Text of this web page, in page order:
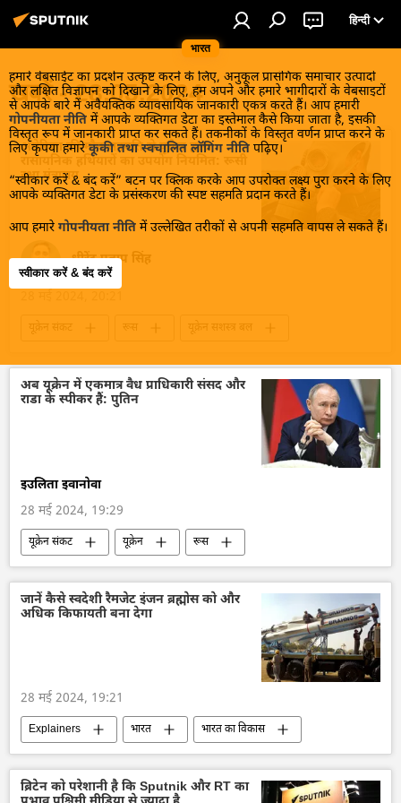
भारत
हिन्दी
हमारे वेबसाईट का प्रदर्शन उत्कृष्ट करने के लिए, अनुकूल प्रासंगिक समाचार उत्पादों
और लक्षित विज्ञापन को दिखाने के लिए, हम अपने और हमारे भागीदारों के वेबसाइटों
से आपके बारे में अवैयक्तिक व्यावसायिक जानकारी एकत्र करते हैं। आप हमारी
गोपनीयता नीति में आपके व्यक्तिगत डेटा का इस्तेमाल कैसे किया जाता है, इसकी
विस्तृत रूप में जानकारी प्राप्त कर सकते हैं। तकनीकों के विस्तृत वर्णन प्राप्त करने के
लिए कृपया हमारे कूकी तथा स्वचालित लॉगिंग नीति पढ़िए।
“स्वीकार करें & बंद करें” बटन पर क्लिक करके आप उपरोक्त लक्ष्य पुरा करने के लिए
आपके व्यक्तिगत डेटा के प्रसंस्करण की स्पष्ट सहमति प्रदान करते हैं।
आप हमारे गोपनीयता नीति में उल्लेखित तरीकों से अपनी सहमति वापस ले सकते हैं।
स्वीकार करें & बंद करें
खबरें - 28.05.2024
अमेरिका की मौन सहमति से यूक्रेन द्वारा
रासायनिक हथियारों का उपयोग नियमित: रूसी
रक्षा मंत्रालय
धीरेंद्र प्रताप सिंह
यूक्रेन संकट रूस
यूक्रेन सशस्त्र बल
यूक्रेन
कीव मास्को
अमेरिका
रासायनिक हथियार
अब यूक्रेन में एकमात्र वैध प्राधिकारी संसद और
राडा के स्पीकर हैं: पुतिन
इउलिता इवानोवा
28 मई 2024, 19:29
यूक्रेन संकट यूक्रेन
रूस
यूरोपीय संघ
सामूहिक पश्चिम
उज्बेकिस्तान
नाटो
विशेष सैन्य अभियान
राष्ट्रीय सुरक्षा
जानें कैसे स्वदेशी रैमजेट इंजन ब्रह्मोस को और
अधिक किफायती बना देगा
28 मई 2024, 19:21
Explainers भारत
भारत का विकास
भारत सरकार
ब्रह्मोस
रक्षा-पंक्ति
रक्षा उत्पादों का निर्यात
रक्षा मंत्रालय (MoD)
ब्रिटेन को परेशानी है कि Sputnik और RT का